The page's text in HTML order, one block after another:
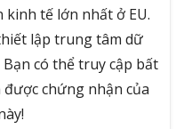
tế lớn nhất ở EU.
lập trung tâm dữ
có thể truy cập bất
chứng nhận của